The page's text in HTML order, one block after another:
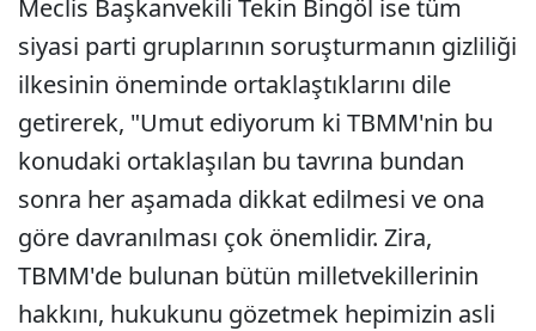
Meclis Başkanvekili Tekin Bingöl ise tüm
siyasi parti gruplarının soruşturmanın gizliliği
ilkesinin öneminde ortaklaştıklarını dile
getirerek, "Umut ediyorum ki TBMM'nin bu
konudaki ortaklaşılan bu tavrına bundan
sonra her aşamada dikkat edilmesi ve ona
göre davranılması çok önemlidir. Zira,
TBMM'de bulunan bütün milletvekillerinin
hakkını, hukukunu gözetmek hepimizin asli